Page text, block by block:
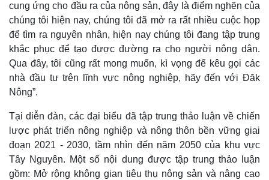
cung ứng cho đầu ra của nông sản, đây là điểm nghẽn của
chúng tôi hiện nay, chúng tôi đã mở ra rất nhiều cuộc họp
để tìm ra nguyên nhân, hiện nay chúng tôi đang tập trung
khắc phục để tạo được đường ra cho người nông dân.
Qua đây, tôi cũng rất mong muốn, kì vọng để kêu gọi các
nhà đầu tư trên lĩnh vực nông nghiệp, hãy đến với Đăk
Nông”.
Tại diễn đàn, các đại biểu đã tập trung thảo luận về chiến
lược phát triển nông nghiệp và nông thôn bền vững giai
đoạn 2021 - 2030, tầm nhìn đến năm 2050 của khu vực
Tây Nguyên. Một số nội dung được tập trung thảo luận
gồm: Mở rộng không gian tiêu thụ nông sản và nâng cao